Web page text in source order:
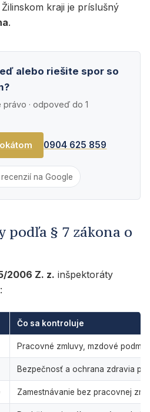
kraji je príslušný
.
alebo riešite spor so
· odpoveď do 1
0904 625 859
recenzií na Google
§ 7 zákona o
2006 Z. z. inšpektoráty
Čo sa kontroluje
Pracovné zmluvy, mzdové
Bezpečnosť a ochrana zdravia
Zamestnávanie bez pracovnej